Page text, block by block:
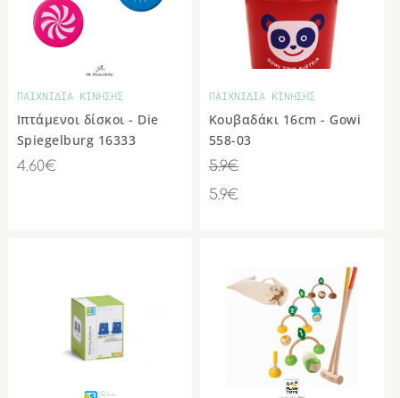
ΠΑΙΧΝΙΔΙΑ ΚΙΝΗΣΗΣ
Ιπτάμενοι δίσκοι - Die
Spiegelburg 16333
4.60€
ΠΑΙΧΝΙΔΙΑ ΚΙΝΗΣΗΣ
Κουβαδάκι 16cm - Gowi
558-03
5.9€
5.9€